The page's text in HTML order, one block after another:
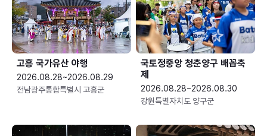
고흥 국가유산 야행
2026.08.28~2026.08.29
전남광주통합특별시 고흥군
국토정중앙 청춘양구 배꼽축
제
2026.08.28~2026.08.30
강원특별자치도 양구군